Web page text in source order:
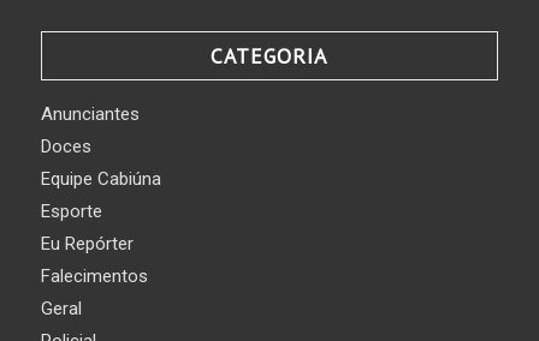
CATEGORIA
Anunciantes
Doces
Equipe Cabiúna
Esporte
Eu Repórter
Falecimentos
Geral